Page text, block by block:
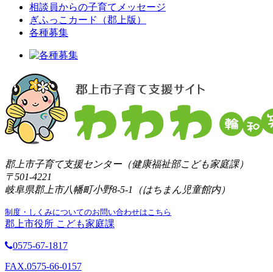
相談員からの子育てメッセージ
ぎふっこカード（郡上版）
各種募集
郡上市子育て支援センター（健康福祉部こども家庭課）
〒501-4221
岐阜県郡上市八幡町小野8-5-1（はちまん児童館内）
制度・しくみについてのお問い合わせはこちら
郡上市役所 こども家庭課
0575-67-1817
FAX.0575-66-0157